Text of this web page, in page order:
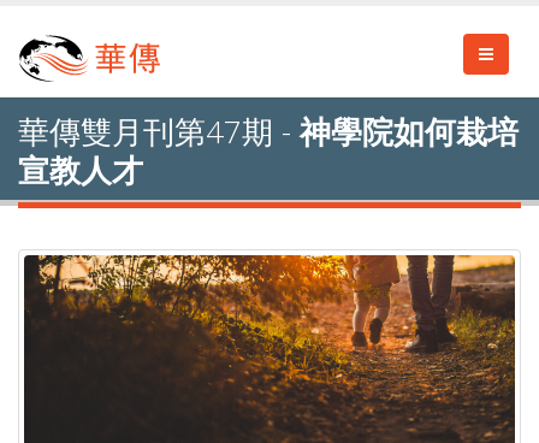
華傳雙月刊第47期 -神學院如何栽培
宣教人才